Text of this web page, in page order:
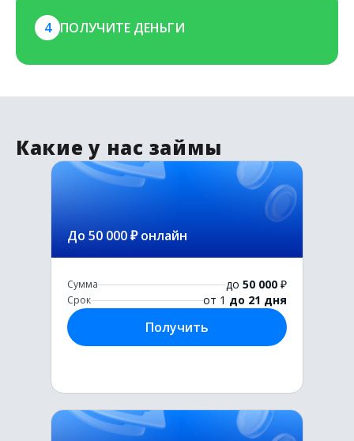
4 ПОЛУЧИТЕ ДЕНЬГИ
Какие у нас займы
До 50 000 ₽ онлайн
Сумма до 50 000 ₽
Срок от 1 до 21 дня
Получить